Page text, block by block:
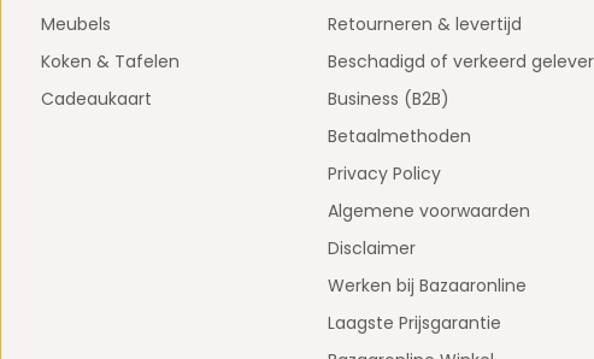
Meubels
Koken & Tafelen
Cadeaukaart
Retourneren & levertijd
Beschadigd of verkeerd
Business (B2B)
Betaalmethoden
Privacy Policy
Algemene voorwaarden
Disclaimer
Werken bij Bazaaronline
Laagste Prijsgarantie